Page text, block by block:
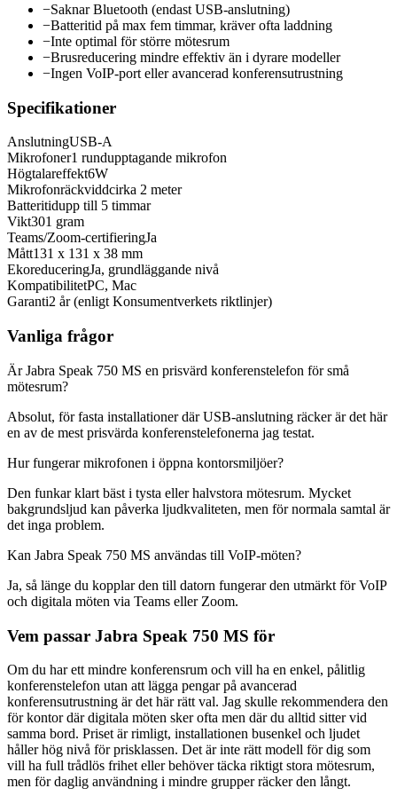
−Saknar Bluetooth (endast USB-anslutning)
−Batteritid på max fem timmar, kräver ofta laddning
−Inte optimal för större mötesrum
−Brusreducering mindre effektiv än i dyrare modeller
−Ingen VoIP-port eller avancerad konferensutrustning
Specifikationer
AnslutningUSB-A
Mikrofoner1 rundupptagande mikrofon
Högtalareffekt6W
Mikrofonräckviddcirka 2 meter
Batteritidupp till 5 timmar
Vikt301 gram
Teams/Zoom-certifieringJa
Mått131 x 131 x 38 mm
EkoreduceringJa, grundläggande nivå
KompatibilitetPC, Mac
Garanti2 år (enligt Konsumentverkets riktlinjer)
Vanliga frågor
Är Jabra Speak 750 MS en prisvärd konferenstelefon för små
mötesrum?
Absolut, för fasta installationer där USB-anslutning räcker är det här
en av de mest prisvärda konferenstelefonerna jag testat.
Hur fungerar mikrofonen i öppna kontorsmiljöer?
Den funkar klart bäst i tysta eller halvstora mötesrum. Mycket
bakgrundsljud kan påverka ljudkvaliteten, men för normala samtal är
det inga problem.
Kan Jabra Speak 750 MS användas till VoIP-möten?
Ja, så länge du kopplar den till datorn fungerar den utmärkt för VoIP
och digitala möten via Teams eller Zoom.
Vem passar Jabra Speak 750 MS för
Om du har ett mindre konferensrum och vill ha en enkel, pålitlig
konferenstelefon utan att lägga pengar på avancerad
konferensutrustning är det här rätt val. Jag skulle rekommendera den
för kontor där digitala möten sker ofta men där du alltid sitter vid
samma bord. Priset är rimligt, installationen busenkel och ljudet
håller hög nivå för prisklassen. Det är inte rätt modell för dig som
vill ha full trådlös frihet eller behöver täcka riktigt stora mötesrum,
men för daglig användning i mindre grupper räcker den långt.